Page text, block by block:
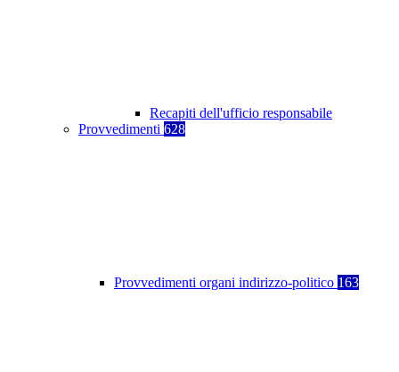
Recapiti dell'ufficio responsabile
Provvedimenti 628
Provvedimenti organi indirizzo-politico 163